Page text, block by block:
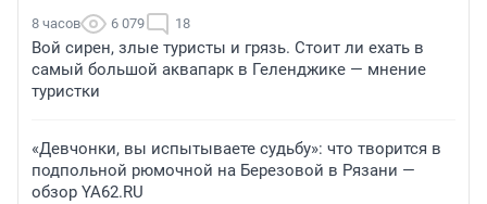
8 часов 6 079 18
Вой сирен, злые туристы и грязь. Стоит ли ехать в
самый большой аквапарк в Геленджике — мнение
туристки
«Девчонки, вы испытываете судьбу»: что творится в
подпольной рюмочной на Березовой в Рязани —
обзор YA62.RU